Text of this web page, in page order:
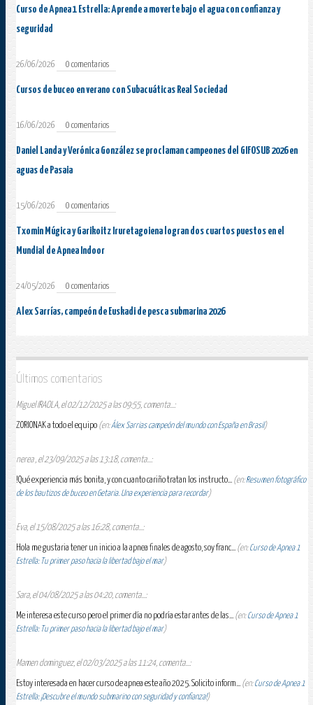
Curso de Apnea 1 Estrella: Aprende a moverte bajo el agua con confianza y
seguridad
26/06/2026 0 comentarios
Cursos de buceo en verano con Subacuáticas Real Sociedad
16/06/2026 0 comentarios
Daniel Landa y Verónica González se proclaman campeones del GIFOSUB 2026 en
aguas de Pasaia
15/06/2026 0 comentarios
Txomin Múgica y Garikoitz Iruretagoiena logran dos cuartos puestos en el
Mundial de Apnea Indoor
24/05/2026 0 comentarios
Alex Sarrías, campeón de Euskadi de pesca submarina 2026
Últimos comentarios
Miguel IRAOLA, el 02/12/2025 a las 09:55, comenta...:
ZORIONAK a todo el equipo (en:Álex Sarrias campeón del mundo con España en Brasil)
nerea , el 23/09/2025 a las 13:18, comenta...:
!Qué experiencia más bonita, y con cuanto cariño tratan los instructo... (en:Resumen fotográfico
de los bautizos de buceo en Getaria. Una experiencia para recordar)
Eva, el 15/08/2025 a las 16:28, comenta...:
Hola me gustaria tener un inicio a la apnea finales de agosto, soy franc... (en:Curso de Apnea 1
Estrella: Tu primer paso hacia la libertad bajo el mar)
Sara, el 04/08/2025 a las 04:20, comenta...:
Me interesa este curso pero el primer día no podría estar antes de las... (en:Curso de Apnea 1
Estrella: Tu primer paso hacia la libertad bajo el mar)
Mamen dominguez, el 02/03/2025 a las 11:24, comenta...:
Estoy interesada en hacer curso de apnea este año 2025. Solicito inform... (en:Curso de Apnea 1
Estrella: ¡Descubre el mundo submarino con seguridad y confianza!)